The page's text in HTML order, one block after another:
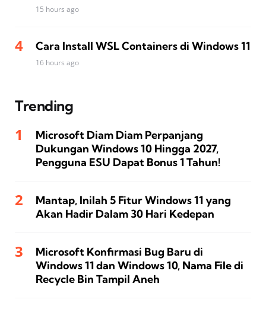
15 hours ago
Cara Install WSL Containers di Windows 11
16 hours ago
Trending
Microsoft Diam Diam Perpanjang
Dukungan Windows 10 Hingga 2027,
Pengguna ESU Dapat Bonus 1 Tahun!
Mantap, Inilah 5 Fitur Windows 11 yang
Akan Hadir Dalam 30 Hari Kedepan
Microsoft Konfirmasi Bug Baru di
Windows 11 dan Windows 10, Nama File di
Recycle Bin Tampil Aneh